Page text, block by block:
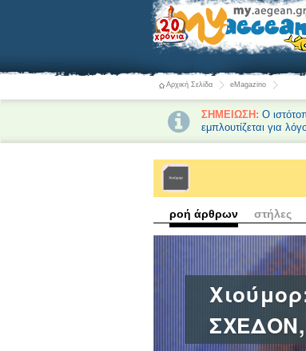
Αρχική Σελίδα eMagazino
ΣΗΜΕΙΩΣΗ: Ο
εμπλουτίζεται για
ροή άρθρων στήλες
ΣΧΕΔΟΝ,